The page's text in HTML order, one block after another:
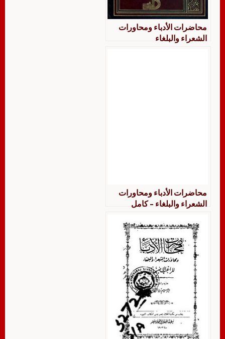
محاضرات الأدباء ومحاورات
الشعراء والبلغاء
محاضرات الأدباء ومحاورات
الشعراء والبلغاء – كامل